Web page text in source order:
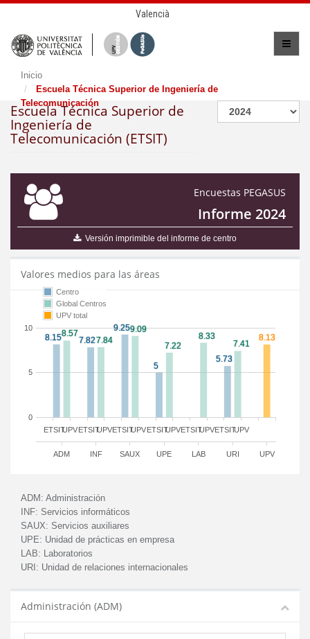
Valencià
Inicio
Escuela Técnica Superior de Ingeniería de
Telecomunicación
Escuela Técnica Superior de
Ingeniería de
Telecomunicación (ETSIT)
Encuestas PEGASUS
Informe 2024
Versión imprimible del informe de centro
Valores medios para las áreas
ETSIT ETSIT ETSIT ETSIT ETSIT ETSIT
UPV UPV UPV UPV UPV UPV
ADM INF SAUX UPE LAB URI UPV
0
5
10
Centro
Global Centros
UPV total
ADM: Administración
INF: Servicios informáticos
SAUX: Servicios auxiliares
UPE: Unidad de prácticas en empresa
LAB: Laboratorios
URI: Unidad de relaciones internacionales
Administración (ADM)